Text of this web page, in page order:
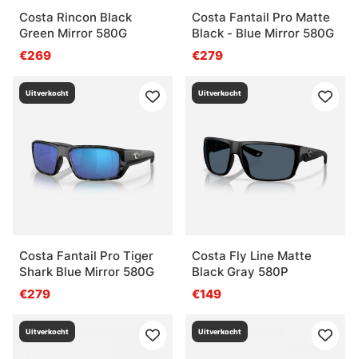
Costa Rincon Black
Green Mirror 580G
€269
Costa Fantail Pro Matte
Black - Blue Mirror 580G
€279
Uitverkocht
Costa Fantail Pro Tiger
Shark Blue Mirror 580G
€279
Uitverkocht
Costa Fly Line Matte
Black Gray 580P
€149
Uitverkocht Uitverkocht